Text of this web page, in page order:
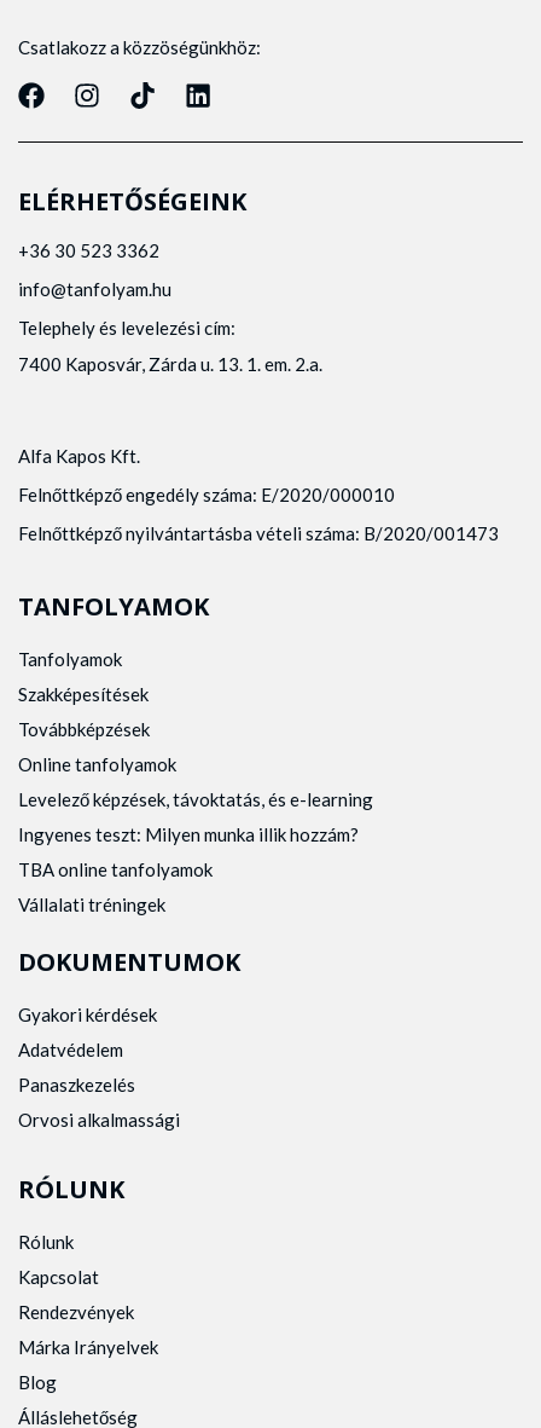
Csatlakozz a közzöségünkhöz:
ELÉRHETŐSÉGEINK
+36 30 523 3362
info@tanfolyam.hu
Telephely és levelezési cím:
7400 Kaposvár, Zárda u. 13. 1. em. 2.a.
Alfa Kapos Kft.
Felnőttképző engedély száma: E/2020/000010
Felnőttképző nyilvántartásba vételi száma: B/2020/001473
TANFOLYAMOK
Tanfolyamok
Szakképesítések
Továbbképzések
Online tanfolyamok
Levelező képzések, távoktatás, és e-learning
Ingyenes teszt: Milyen munka illik hozzám?
TBA online tanfolyamok
Vállalati tréningek
DOKUMENTUMOK
Gyakori kérdések
Adatvédelem
Panaszkezelés
Orvosi alkalmassági
RÓLUNK
Rólunk
Kapcsolat
Rendezvények
Márka Irányelvek
Blog
Álláslehetőség